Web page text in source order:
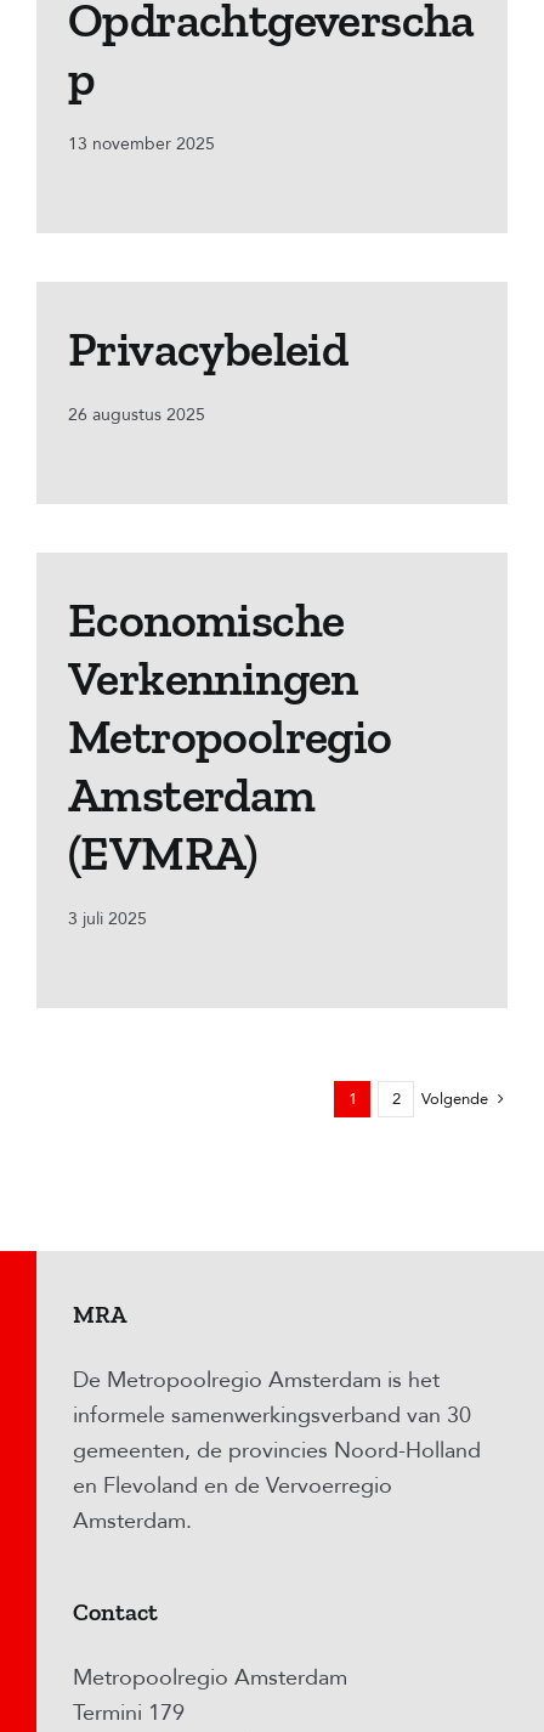
Opdrachtgeverscha
p
13 november 2025
Privacybeleid
26 augustus 2025
Economische
Verkenningen
Metropoolregio
Amsterdam
(EVMRA)
3 juli 2025
1 2 Volgende
MRA
De Metropoolregio Amsterdam is het
informele samenwerkingsverband van 30
gemeenten, de provincies Noord-Holland
en Flevoland en de Vervoerregio
Amsterdam.
Contact
Metropoolregio Amsterdam
Termini 179